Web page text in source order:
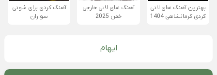
بهترین آهنگ های لاتی
کردی کرمانشاهی 1404
آهنگ های لاتی خارجی
خفن 2025
آهنگ کردی برای شوتی
سواران
ایهام